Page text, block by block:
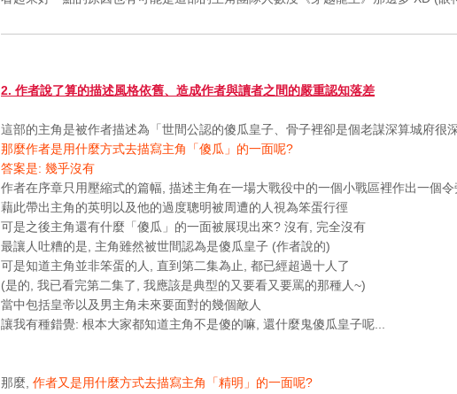
2. 作者說了算的描述風格依舊、造成作者與讀者之間的嚴重認知落差
這部的主角是被作者描述為「世間公認的傻瓜皇子、骨子裡卻是個老謀深算城府很
那麼作者是用什麼方式去描寫主角「傻瓜」的一面呢?
答案是: 幾乎沒有
作者在序章只用壓縮式的篇幅, 描述主角在一場大戰役中的一個小戰區裡作出一個
藉此帶出主角的英明以及他的過度聰明被周遭的人視為笨蛋行徑
可是之後主角還有什麼「傻瓜」的一面被展現出來? 沒有, 完全沒有
最讓人吐糟的是, 主角雖然被世間認為是傻瓜皇子 (作者說的)
可是知道主角並非笨蛋的人, 直到第二集為止, 都已經超過十人了
(是的, 我已看完第二集了, 我應該是典型的又要看又要罵的那種人~)
當中包括皇帝以及男主角未來要面對的幾個敵人
讓我有種錯覺: 根本大家都知道主角不是傻的嘛, 還什麼鬼傻瓜皇子呢...
那麼, 作者又是用什麼方式去描寫主角「精明」的一面呢?